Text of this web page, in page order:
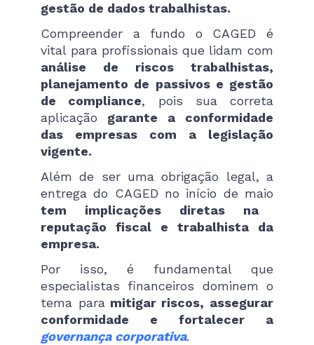
gestão de dados trabalhistas.
Compreender a fundo o CAGED é
vital para profissionais que lidam com
análise de riscos trabalhistas,
planejamento de passivos e gestão
de compliance, pois sua correta
aplicação garante a conformidade
das empresas com a legislação
vigente.
Além de ser uma obrigação legal, a
entrega do CAGED no início de maio
tem implicações diretas na
reputação fiscal e trabalhista da
empresa.
Por isso, é fundamental que
especialistas financeiros dominem o
tema paramitigar riscos, assegurar
conformidade e fortalecer a
governança corporativa.